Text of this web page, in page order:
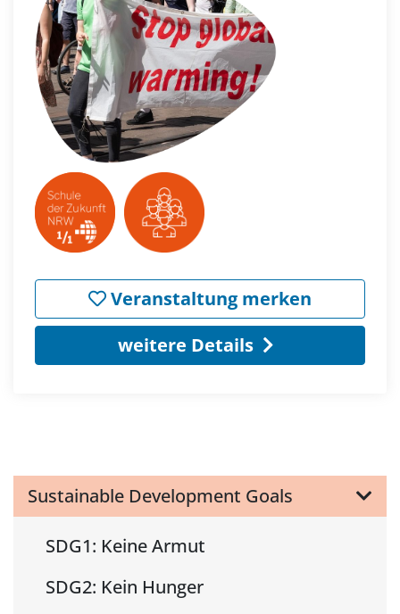
Veranstaltung merken
weitere Details
Sustainable Development Goals
SDG1: Keine Armut
SDG2: Kein Hunger